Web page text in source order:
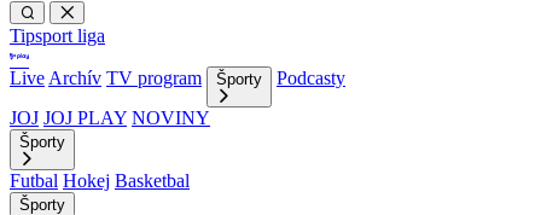
Tipsport liga
Live Archív TV program Športy
Podcasty
JOJ JOJ PLAY NOVINY
Športy
Futbal Hokej Basketbal
Športy